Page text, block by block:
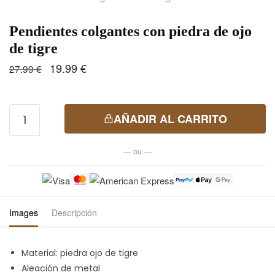
Pendientes colgantes con piedra de ojo
de tigre
27.99€ 19.99€
colgantes
cantidad
AÑADIR AL CARRITO
— ou —
Images Descripción
Material: piedra ojo de tigre
Aleación de metal